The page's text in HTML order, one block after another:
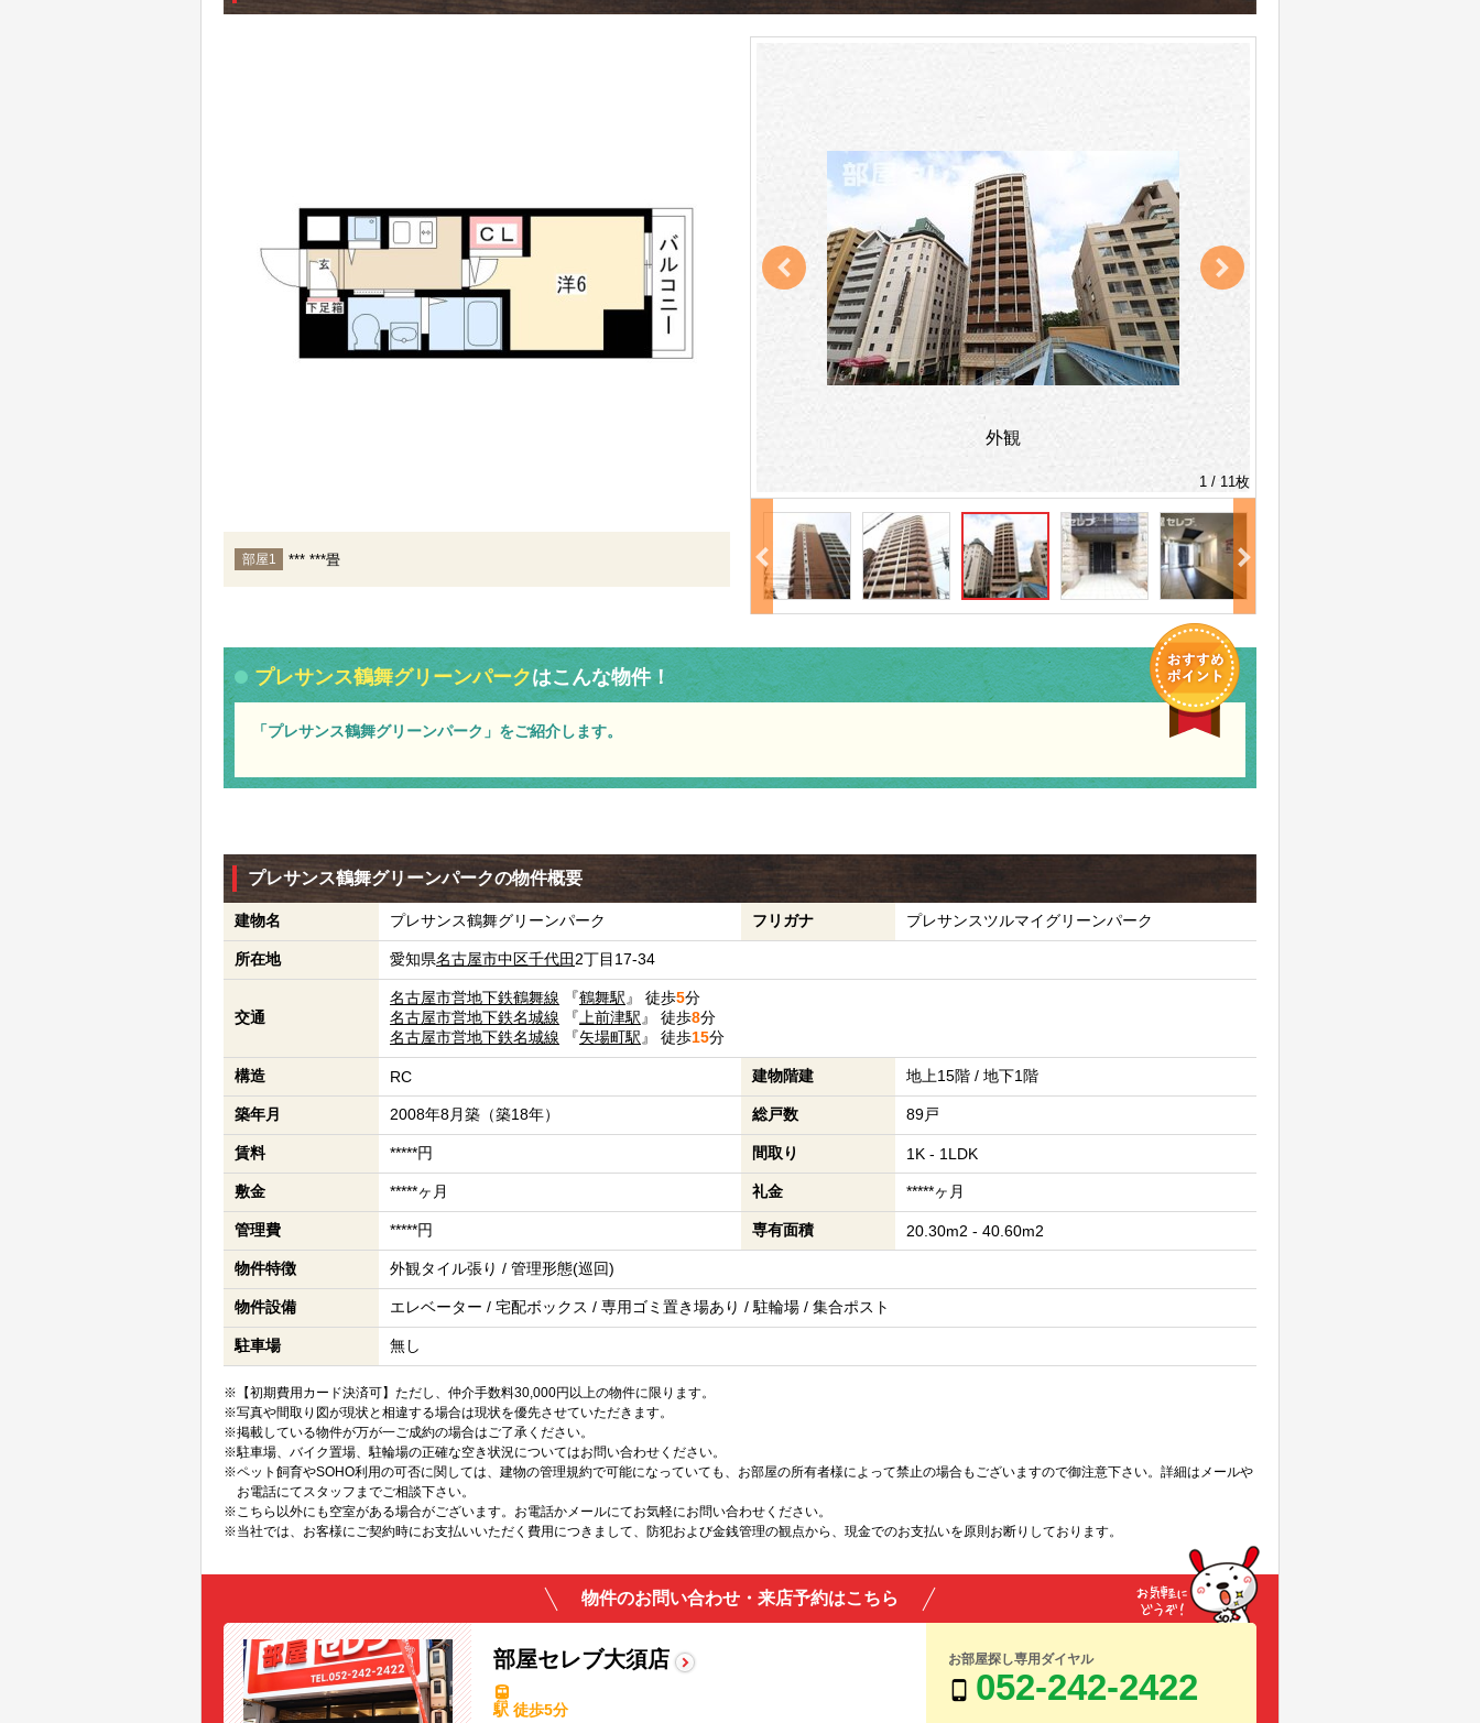
部屋1 *** ***畳
外観
1 / 11枚
プレサンス鶴舞グリーンパークはこんな物件！
「プレサンス鶴舞グリーンパーク」をご紹介します。
プレサンス鶴舞グリーンパークの物件概要
建物名 プレサンス鶴舞グリーンパーク フリガナ プレサンスツルマイグリーンパーク
所在地 愛知県名古屋市中区千代田 2丁目17-34
交通
名古屋市営地下鉄鶴舞線 『鶴舞駅 』 徒歩5分
名古屋市営地下鉄名城線 『 上前津駅 』 徒歩8分
名古屋市営地下鉄名城線 『矢場町駅 』 徒歩15分
構造 RC 建物階建 地上15階 / 地下1階
築年月 2008年8月築（築18年） 総戸数 89戸
賃料 *****円 間取り 1K - 1LDK
敷金 *****ヶ月 礼金 *****ヶ月
管理費 *****円 専有面積 20.30m2 - 40.60m2
物件特徴 外観タイル張り / 管理形態(巡回)
物件設備 エレベーター / 宅配ボックス / 専用ゴミ置き場あり / 駐輪場 / 集合ポスト
駐車場 無し
※【初期費用カード決済可】ただし、仲介手数料30,000円以上の物件に限ります。
※写真や間取り図が現状と相違する場合は現状を優先させていただきます。
※掲載している物件が万が一ご成約の場合はご了承ください。
※駐車場、バイク置場、駐輪場の正確な空き状況についてはお問い合わせください。
※ペット飼育やSOHO利用の可否に関しては、建物の管理規約で可能になっていても、お部屋の所有者様によって禁止の場合もございますので御注意下さい。詳細はメールや
お電話にてスタッフまでご相談下さい。
※こちら以外にも空室がある場合がございます。お電話かメールにてお気軽にお問い合わせください。
※当社では、お客様にご契約時にお支払いいただく費用につきまして、防犯および金銭管理の観点から、現金でのお支払いを原則お断りしております。
物件のお問い合わせ・来店予約はこちら
部屋セレブ大須店
駅 徒歩5分
お部屋探し専用ダイヤル
052-242-2422